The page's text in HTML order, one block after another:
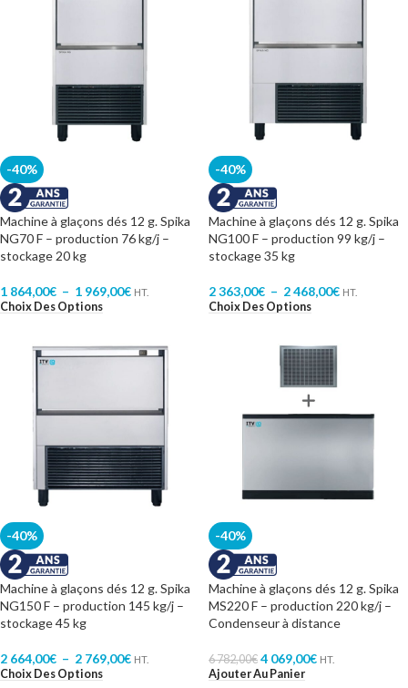
-40%
Machine à glaçons dés 12 g. Spika
NG70 F – production 76 kg/j –
stockage 20 kg
1 864,00€ – 1 969,00€ HT.
Choix Des Options
-40%
Machine à glaçons dés 12 g. Spika
NG100 F – production 99 kg/j –
stockage 35 kg
2 363,00€ – 2 468,00€ HT.
Choix Des Options
-40%
Machine à glaçons dés 12 g. Spika
NG150 F – production 145 kg/j –
stockage 45 kg
2 664,00€ – 2 769,00€ HT.
Choix Des Options
-40%
Machine à glaçons dés 12 g. Spika
MS220 F – production 220 kg/j –
Condenseur à distance
6 782,00€ 4 069,00€ HT.
Ajouter Au Panier